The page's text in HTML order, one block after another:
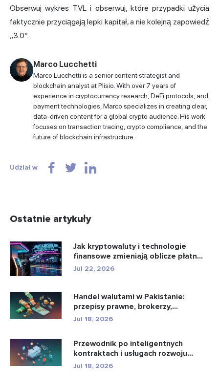
Obserwuj wykres TVL i obserwuj, które przypadki użycia
faktycznie przyciągają lepki kapitał, a nie kolejną zapowiedź
„3.0”.
Marco Lucchetti
Marco Lucchetti is a senior content strategist and
blockchain analyst at Plisio. With over 7 years of
experience in cryptocurrency research, DeFi protocols, and
payment technologies, Marco specializes in creating clear,
data-driven content for a global crypto audience. His work
focuses on transaction tracing, crypto compliance, and the
future of blockchain infrastructure.
Udział w
Ostatnie artykuły
Jak kryptowaluty i technologie
finansowe zmieniają oblicze płatn...
Jul 22, 2026
Handel walutami w Pakistanie:
przepisy prawne, brokerzy,
aplikacje...
Jul 18, 2026
Przewodnik po inteligentnych
kontraktach i usługach rozwoju
intel...
Jul 18, 2026